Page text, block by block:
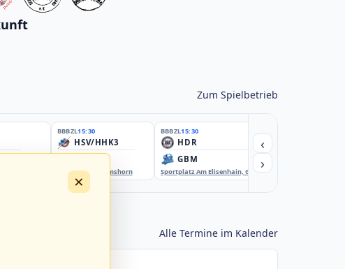
Zum Spielbetrieb
BBBZL15:30
HSV/HHK3
EBE-Ballpark, Elmshorn
BBBZL15:30
HDR
GBM
Sportplatz Am Elisenhain, Greifswald-Eldena
Förde Ballpark (Kilia-
‹
›
Alle Termine im Kalender
×